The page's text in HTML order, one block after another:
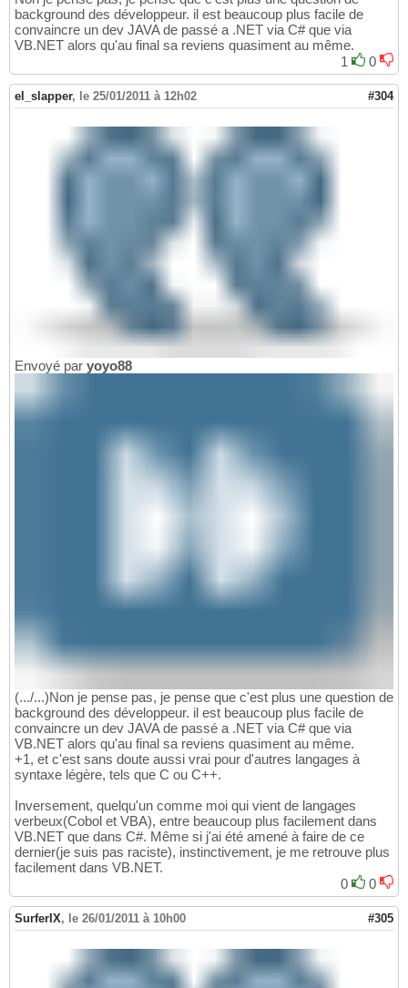
background des développeur. il est beaucoup plus facile de
convaincre un dev JAVA de passé a .NET via C# que via
VB.NET alors qu'au final sa reviens quasiment au même.
1
0
el_slapper, le 25/01/2011 à 12h02 #304
Envoyé par yoyo88
(.../...)Non je pense pas, je pense que c'est plus une question de
background des développeur. il est beaucoup plus facile de
convaincre un dev JAVA de passé a .NET via C# que via
VB.NET alors qu'au final sa reviens quasiment au même.
+1, et c'est sans doute aussi vrai pour d'autres langages à
syntaxe légère, tels que C ou C++.
Inversement, quelqu'un comme moi qui vient de langages
verbeux(Cobol et VBA), entre beaucoup plus facilement dans
VB.NET que dans C#. Même si j'ai été amené à faire de ce
dernier(je suis pas raciste), instinctivement, je me retrouve plus
facilement dans VB.NET.
0
0
SurferIX, le 26/01/2011 à 10h00 #305